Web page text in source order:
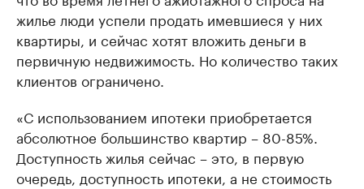
жилье люди успели продать имевшиеся у них
квартиры, и сейчас хотят вложить деньги в
первичную недвижимость. Но количество таких
клиентов ограничено.
«С использованием ипотеки приобретается
абсолютное большинство квартир – 80-85%.
Доступность жилья сейчас – это, в первую
очередь, доступность ипотеки, а не стоимость